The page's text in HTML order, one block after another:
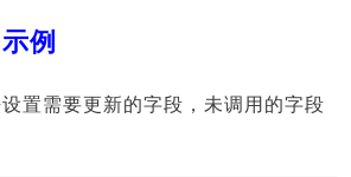
例
置需要更新的字段，未调用的字段